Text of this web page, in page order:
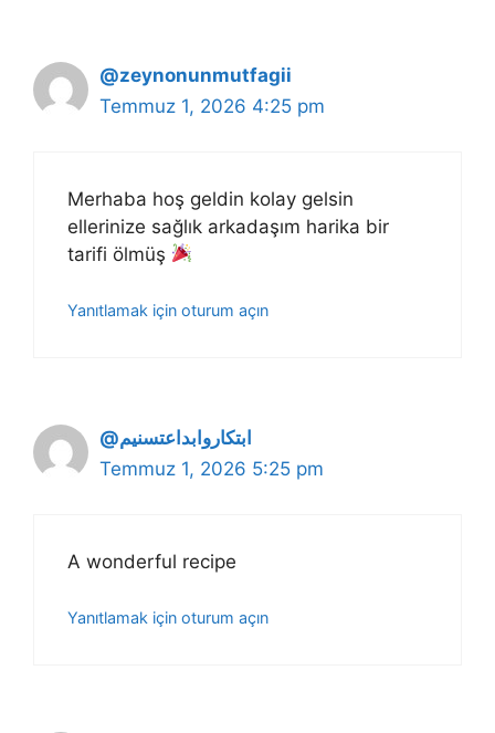
@zeynonunmutfagii
Temmuz 1, 2026 4:25 pm
Merhaba hoş geldin kolay gelsin
ellerinize sağlık arkadaşım harika bir
tarifi ölmüş
Yanıtlamak için oturum açın
@ابتكاروابداعتسنيم
Temmuz 1, 2026 5:25 pm
A wonderful recipe
Yanıtlamak için oturum açın